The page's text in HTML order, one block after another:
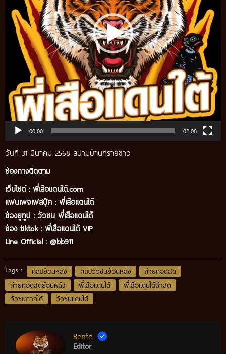
00:00 02:08
วันที่ 31 มีนาคม 2568 สนามบ้านทรายขาว
ช่องทางติดตาม
เว็บไซต์ : พี่เสือแดนใต้.com
แฟนเพจเฟสบุ๊ค : พี่เสือแดนใต้
ช่องยูทูป : วัวชน พี่เสือแดนใต้
ช่อง tiktok : พี่เสือแดนใต้ VIP
Line Official : @bb911
Tags : คลิปย้อนหลัง คลิปวัวชนย้อนหลัง
ถ่ายทอดสด
ถ่ายทอดสดย้อนหลัง
พี่เสือแดนใต้
พี่เสือแดนใต้ล่าสุด
วัวชนภาคใต้
วัวชนแดนใต้
Bento
Editor